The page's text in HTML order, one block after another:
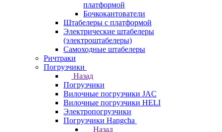
платформой
Бочкокантователи
Штабелеры с платформой
Электрические штабелеры
(электроштабелеры)
Самоходные штабелеры
Ричтраки
Погрузчики
Назад
Погрузчики
Вилочные погрузчики JAC
Вилочные погрузчики HELI
Электропогрузчики
Погрузчики Hangcha
Назад